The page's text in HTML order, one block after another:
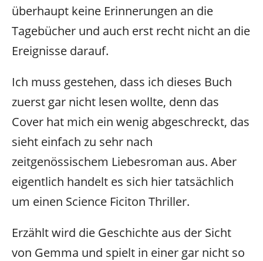
überhaupt keine Erinnerungen an die
Tagebücher und auch erst recht nicht an die
Ereignisse darauf.
Ich muss gestehen, dass ich dieses Buch
zuerst gar nicht lesen wollte, denn das
Cover hat mich ein wenig abgeschreckt, das
sieht einfach zu sehr nach
zeitgenössischem Liebesroman aus. Aber
eigentlich handelt es sich hier tatsächlich
um einen Science Ficiton Thriller.
Erzählt wird die Geschichte aus der Sicht
von Gemma und spielt in einer gar nicht so